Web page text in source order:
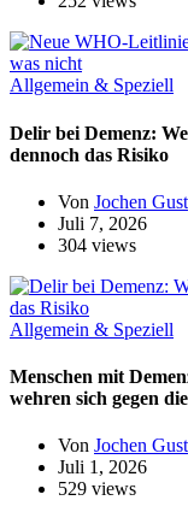
Allgemein & Speziell
Delir bei Demenz:
dennoch das Risiko
Von Jochen Gust
Juli 7, 2026
304 views
Allgemein & Speziell
Menschen mit
wehren sich gegen
Von Jochen Gust
Juli 1, 2026
529 views